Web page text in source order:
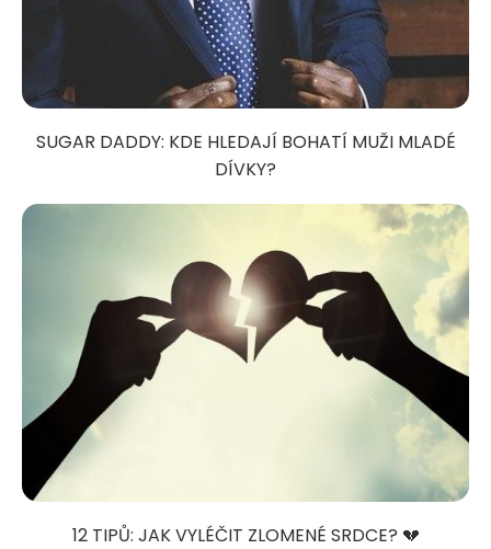
SUGAR DADDY: KDE HLEDAJÍ BOHATÍ MUŽI MLADÉ
DÍVKY?
12 TIPŮ: JAK VYLÉČIT ZLOMENÉ SRDCE? 💔